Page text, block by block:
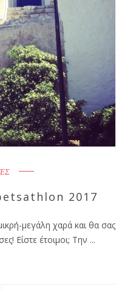
2017
μεγάλη χαρά και θα σας
Είστε έτοιμοι; Την ...